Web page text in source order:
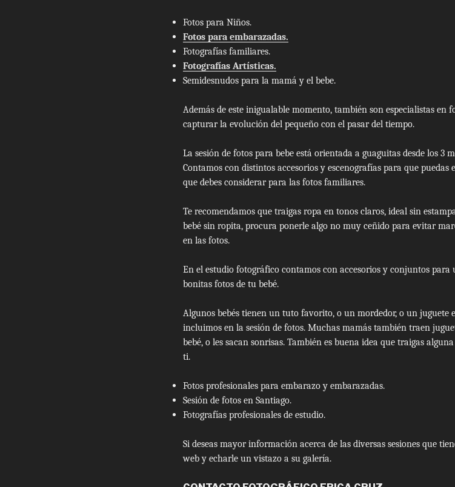
Fotos para Niños.
Fotos para embarazadas.
Fotografías familiares.
Fotografías Artísticas.
Semidesnudos para la mamá y el bebe.
Además de este inigualable momento, también son especialistas en
capturar la evolución del pequeño con el pasar del tiempo.
La sesión de fotos para bebe está orientada a guaguitas desde los 3
Contamos con distintos accesorios y escenografías para que puedas
que debes considerar para las fotos familiares.
Te recomendamos que traigas ropa en tonos claros, ideal sin
bebé sin ropita, procura ponerle algo no muy ceñido para evitar
en las fotos.
En el estudio fotográfico contamos con accesorios y conjuntos
bonitas fotos de tu bebé.
Algunos bebés tienen un tuto favorito, o un mordedor, o un juguete
incluimos en la sesión de fotos. Muchas mamás también traen
bebé, o les sacan sonrisas. También es buena idea que traigas
ti.
Fotos profesionales para embarazo y embarazadas.
Sesión de fotos en Santiago.
Fotografías profesionales de estudio.
Si deseas mayor información acerca de las diversas sesiones que
web y echarle un vistazo a su galería.